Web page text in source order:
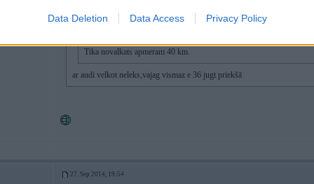
Data Deletion Data Access Privacy Policy
Vilku ar quatro audi un tapat nelec, jaaa, baku ar lupatu izsusinaju.
Tika novalkats apmeram 40 km.
ar audi velkot neleks,vajag vismaz e 36 jugt priekšā
27. Sep 2014, 19:54